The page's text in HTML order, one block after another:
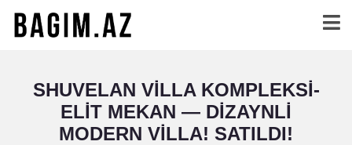
SHUVELAN VILLA KOMPLEKSI-
ELIT MEKAN — DIZAYNLI
MODERN VILLA! SATILDI!